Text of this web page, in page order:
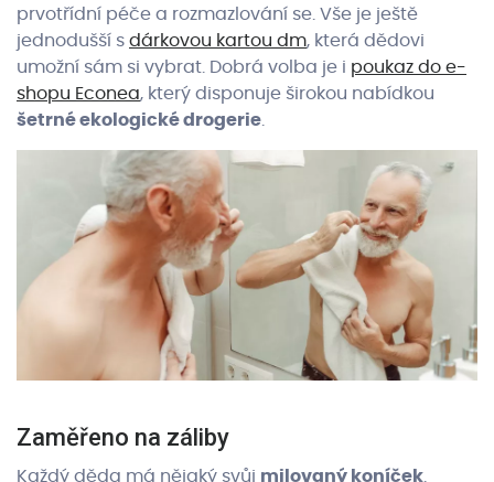
prvotřídní péče a rozmazlování se. Vše je ještě
jednodušší s dárkovou kartou dm, která dědovi
umožní sám si vybrat. Dobrá volba je i poukaz do e-
shopu Econea, který disponuje širokou nabídkou
šetrné ekologické drogerie
Zaměřeno na záliby
Každý děda má nějaký svůj milovaný koníček